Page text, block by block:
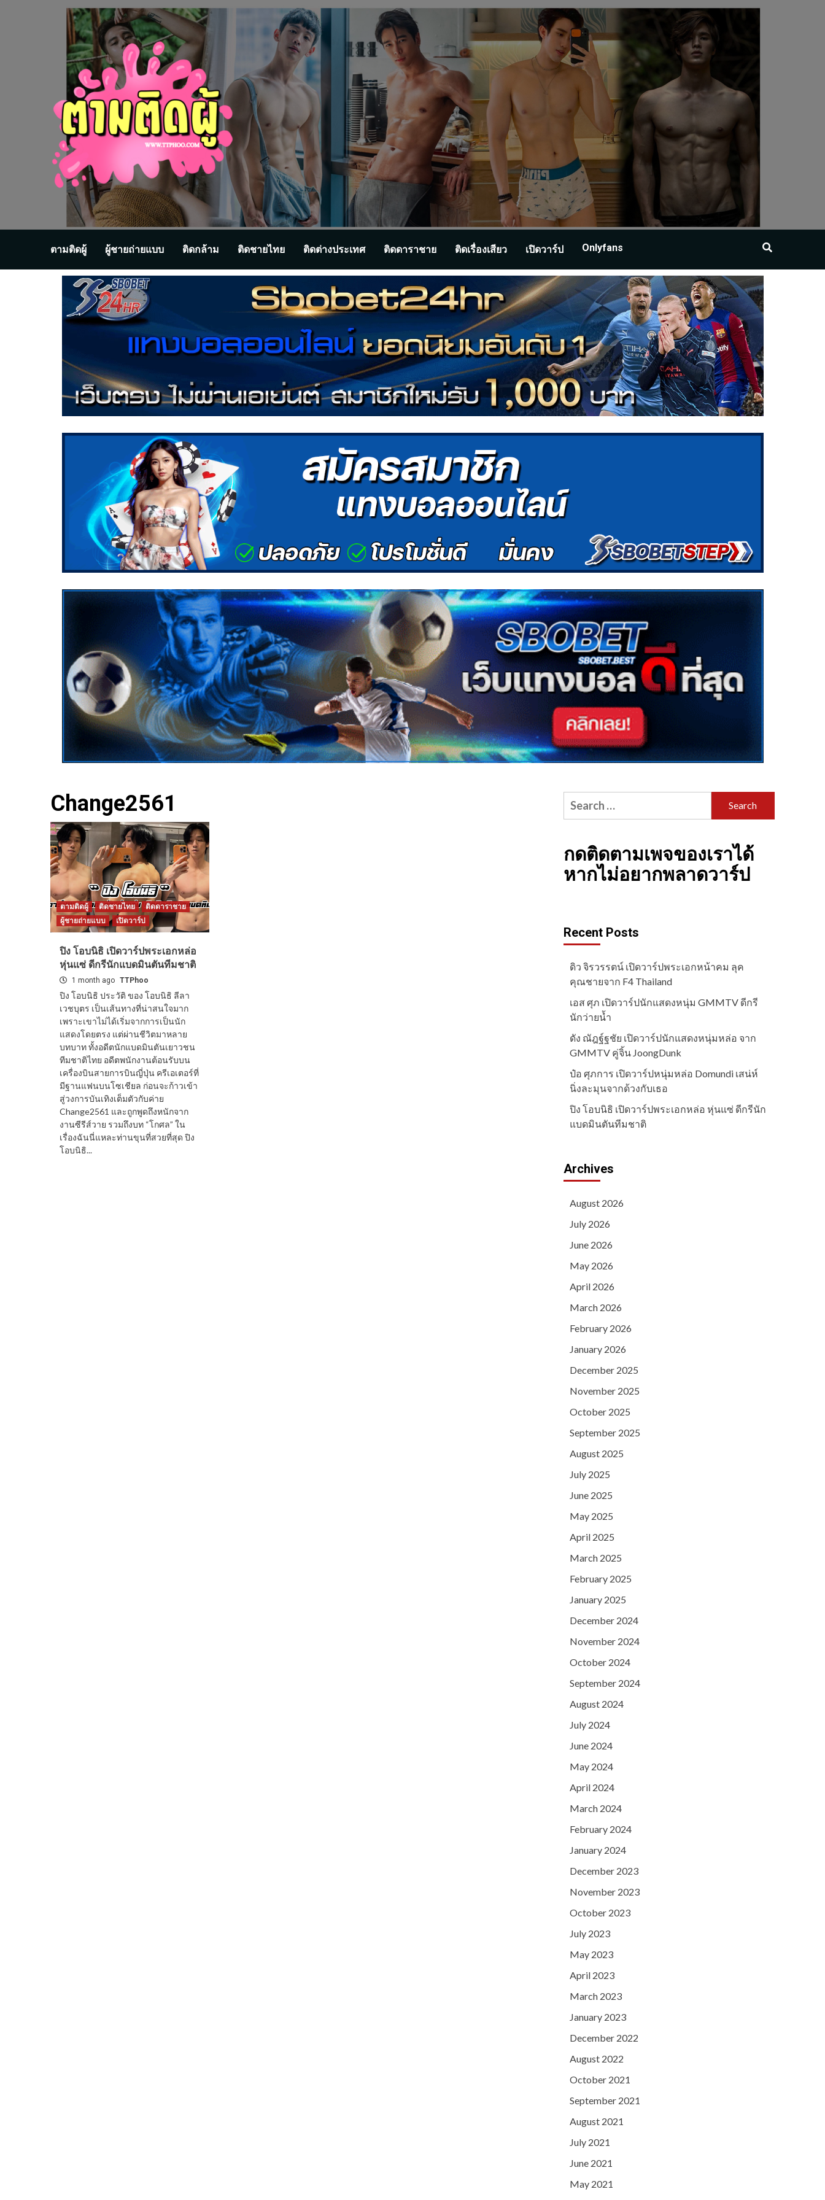
ตามติดผู้ ผู้ชายถ่ายแบบ ติดกล้าม ติดชายไทย ติดต่างประเทศ ติดดาราชาย ติดเรื่องเสียว เปิดวาร์ป Onlyfans
Change2561
ตามติดผู้ ติดชายไทย
ติดดาราชาย
ผู้ชายถ่ายแบบ
เปิดวาร์ป
ปิง โอบนิธิ เปิดวาร์ปพระเอกหล่อ
หุ่นแซ่ ดีกรีนักแบดมินตันทีมชาติ
1 month ago TTPhoo
ปิง โอบนิธิ ประวัติ ของ โอบนิธิ ลีลา
เวชบุตร เป็นเส้นทางที่น่าสนใจมาก
เพราะเขาไม่ได้เริ่มจากการเป็นนัก
แสดงโดยตรง แต่ผ่านชีวิตมาหลาย
บทบาท ทั้งอดีตนักแบดมินตันเยาวชน
ทีมชาติไทย อดีตพนักงานต้อนรับบน
เครื่องบินสายการบินญี่ปุ่น ครีเอเตอร์ที่
มีฐานแฟนบนโซเชียล ก่อนจะก้าวเข้า
สู่วงการบันเทิงเต็มตัวกับค่าย
Change2561 และถูกพูดถึงหนักจาก
งานซีรีส์วาย รวมถึงบท “โกศล” ใน
เรื่องฉันนี่แหละท่านขุนที่สวยที่สุด ปิง
โอบนิธิ...
Search
for:
กดติดตามเพจของเราได้
หากไม่อยากพลาดวาร์ป
Recent Posts
ดิว จิรวรรตน์ เปิดวาร์ปพระเอกหน้าคม ลุค
คุณชายจาก F4 Thailand
เอส ศุภ เปิดวาร์ปนักแสดงหนุ่ม GMMTV ดีกรี
นักว่ายน้ำ
ดัง ณัฎฐ์ฐชัย เปิดวาร์ปนักแสดงหนุ่มหล่อ จาก
GMMTV คู่จิ้น JoongDunk
ป๋อ ศุภการ เปิดวาร์ปหนุ่มหล่อ Domundi เสน่ห์
นิ่งละมุนจากด้วงกับเธอ
ปิง โอบนิธิ เปิดวาร์ปพระเอกหล่อ หุ่นแซ่ ดีกรีนัก
แบดมินตันทีมชาติ
Archives
August 2026
July 2026
June 2026
May 2026
April 2026
March 2026
February 2026
January 2026
December 2025
November 2025
October 2025
September 2025
August 2025
July 2025
June 2025
May 2025
April 2025
March 2025
February 2025
January 2025
December 2024
November 2024
October 2024
September 2024
August 2024
July 2024
June 2024
May 2024
April 2024
March 2024
February 2024
January 2024
December 2023
November 2023
October 2023
July 2023
May 2023
April 2023
March 2023
January 2023
December 2022
August 2022
October 2021
September 2021
August 2021
July 2021
June 2021
May 2021